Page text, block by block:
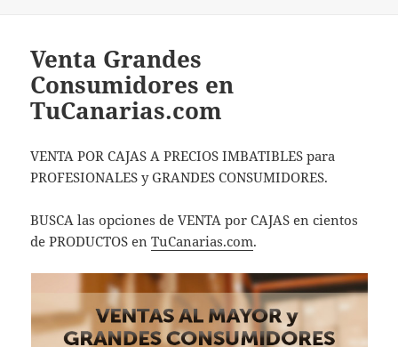
Venta Grandes
Consumidores en
TuCanarias.com
VENTA POR CAJAS A PRECIOS IMBATIBLES para
PROFESIONALES y GRANDES CONSUMIDORES.
BUSCA las opciones de VENTA por CAJAS en cientos
de PRODUCTOS enTuCanarias.com.